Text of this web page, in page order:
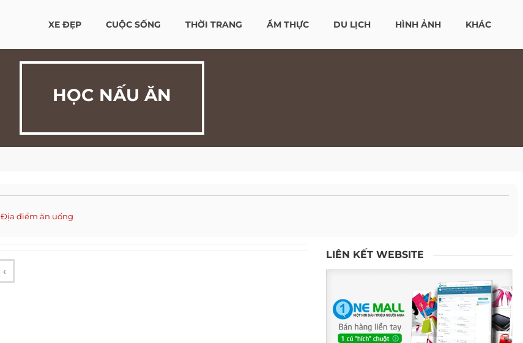
XE ĐẸP CUỘC SỐNG THỜI TRANG ẨM THỰC DU LỊCH HÌNH ẢNH KHÁC
HỌC NẤU ĂN
Địa điểm ăn uống
‹
LIÊN KẾT WEBSITE